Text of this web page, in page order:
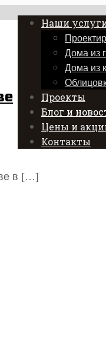
Наши
Дома из
Дома из
Проекты
Блог и
Цены и
Контакты
в […]